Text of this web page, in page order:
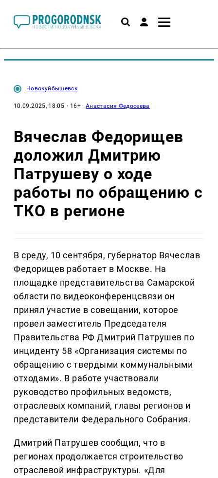
Новокуйбышевск
10.09.2025, 18:05 · 16+ ·Анастасия Федосеева
Вячеслав Федорищев
доложил Дмитрию
Патрушеву о ходе
работы по обращению с
ТКО в регионе
В среду, 10 сентября, губернатор Вячеслав
Федорищев работает в Москве. На
площадке представительства Самарской
области по видеоконференцсвязи он
принял участие в совещании, которое
провел заместитель Председателя
Правительства РФ Дмитрий Патрушев по
инциденту 58 «Организация системы по
обращению с твердыми коммунальными
отходами». В работе участвовали
руководство профильных ведомств,
отраслевых компаний, главы регионов и
представители Федерального Собрания.
Дмитрий Патрушев сообщил, что в
регионах продолжается строительство
отраслевой инфраструктуры. «Для